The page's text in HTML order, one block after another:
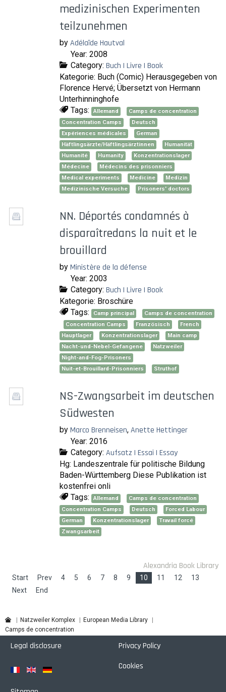
medizinischen Experimenten
teilzunehmen
by Adélaïde Hautval
Year: 2008
Category: Buch | Livre | Book
Kategorie: Buch (Comic) Herausgegeben von
Florence Hervé; Übersetzt von Hermann
Unterhinninghofe
Tags:
Allemand
Camps de concentration
Concentration Camps
Deutsch
Expériences médicales
German
Häftlingsärzte/Häftlingsärztinnen
Humanität
Humanité
Humanity
Konzentrationslager
Médecine
Médecins des prisonniers
Medical experiments
Medicine
Medizin
Medizinische Versuche
Prisoners' doctors
NN. Déportés condamnés à
disparaîtredans la nuit et le
brouillard
by Ministère de la défense
Year: 2003
Category: Buch | Livre | Book
Kategorie: Broschüre
Tags:
Camp principal
Camps de concentration
Concentration Camps
Französisch
French
Hauptlager
Konzentrationslager
Main camp
Nacht-und-Nebel-Gefangene
Natzweiler
Night-and-Fog-Prisoners
Nuit-et-Brouillard-Prisonniers
Struthof
NS-Zwangsarbeit im deutschen
Südwesten
by Marco Brenneisen, Anette Hettinger
Year: 2016
Category: Aufsatz | Essai | Essay
Hg: Landeszentrale für politische Bildung
Baden-Württemberg Diese Publikation ist
kostenfrei onli
Tags:
Allemand
Camps de concentration
Concentration Camps
Deutsch
Forced Labour
German
Konzentrationslager
Travail forcé
Zwangsarbeit
Alexandria Book Library
Start Prev 4 5 6 7 8 9 10 11 12
13
Next
End
Natzweiler Komplex
European Media Library
Camps de concentration
Legal disclosure
Privacy Policy
Cookies